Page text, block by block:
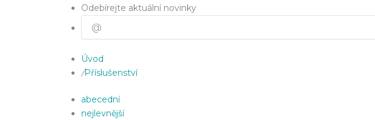
Odebírejte aktuální novinky
Úvod
/Příslušenství
abecední
nejlevnější